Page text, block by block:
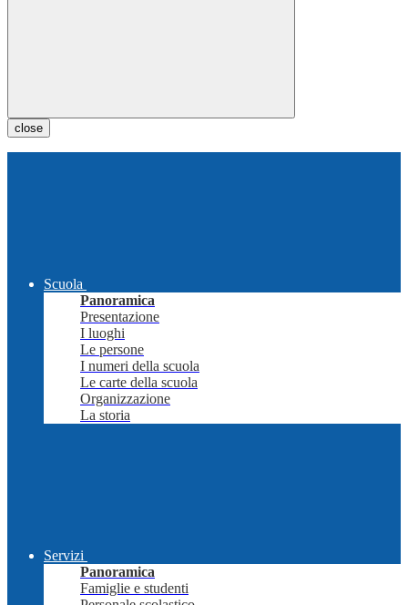
close
Scuola
Panoramica
Presentazione
I luoghi
Le persone
I numeri della scuola
Le carte della scuola
Organizzazione
La storia
Servizi
Panoramica
Famiglie e studenti